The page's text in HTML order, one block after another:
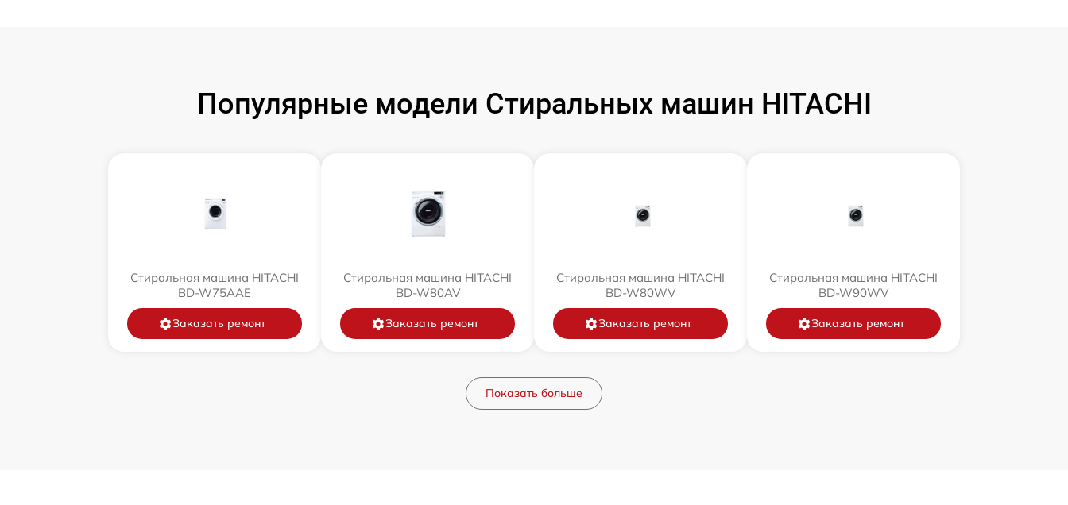
Популярные модели Стиральных машин HITACHI
Стиральная машина HITACHI
BD-W75AAE
Заказать ремонт
Стиральная машина HITACHI
BD-W80AV
Заказать ремонт
Стиральная машина HITACHI
BD-W80WV
Заказать ремонт
Стиральная машина HITACHI
BD-W90WV
Заказать ремонт
Показать больше